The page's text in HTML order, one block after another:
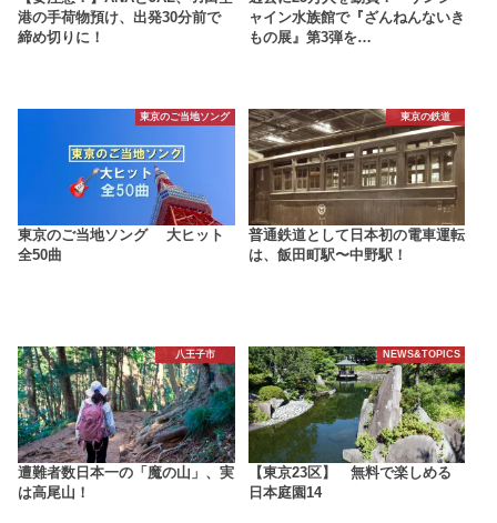
港の手荷物預け、出発30分前で
締め切りに！
ャイン水族館で『ざんねんないき
もの展』第3弾を…
東京のご当地ソング
東京のご当地ソング 大ヒット
全50曲
東京の鉄道
普通鉄道として日本初の電車運転
は、飯田町駅〜中野駅！
八王子市
遭難者数日本一の「魔の山」、実
は高尾山！
NEWS&TOPICS
【東京23区】 無料で楽しめる
日本庭園14